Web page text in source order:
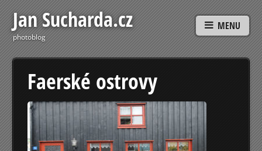
Jan Sucharda.cz
photoblog
MENU
Faerské ostrovy